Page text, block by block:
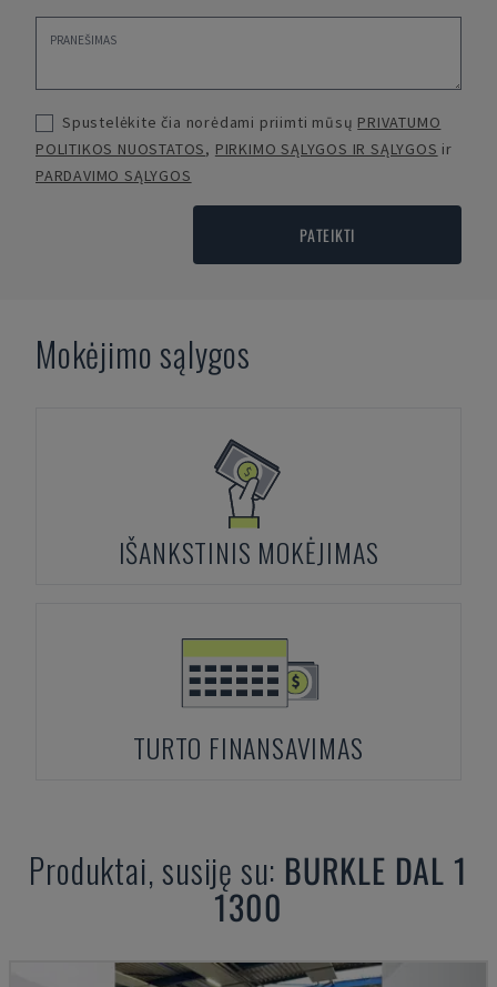
Spustelėkite čia norėdami priimti mūsų PRIVATUMO
POLITIKOS NUOSTATOS, PIRKIMO SĄLYGOS IR SĄLYGOS ir
PARDAVIMO SĄLYGOS
PATEIKTI
Mokėjimo sąlygos
IŠANKSTINIS MOKĖJIMAS
TURTO FINANSAVIMAS
Produktai, susiję su: BURKLE DAL 1
1300